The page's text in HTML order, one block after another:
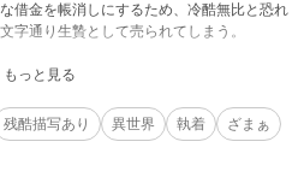
借金を帳消しにするため、冷酷無比と恐れ
字通り生贄として売られてしまう。
み入れたエリアナだったが、彼から向けら
甘い狂気だった。
彼女を待っていたのは、光り輝く救済では
ちた永遠の檻だった――。
残酷描写あり 異世界 執着
ざまぁ